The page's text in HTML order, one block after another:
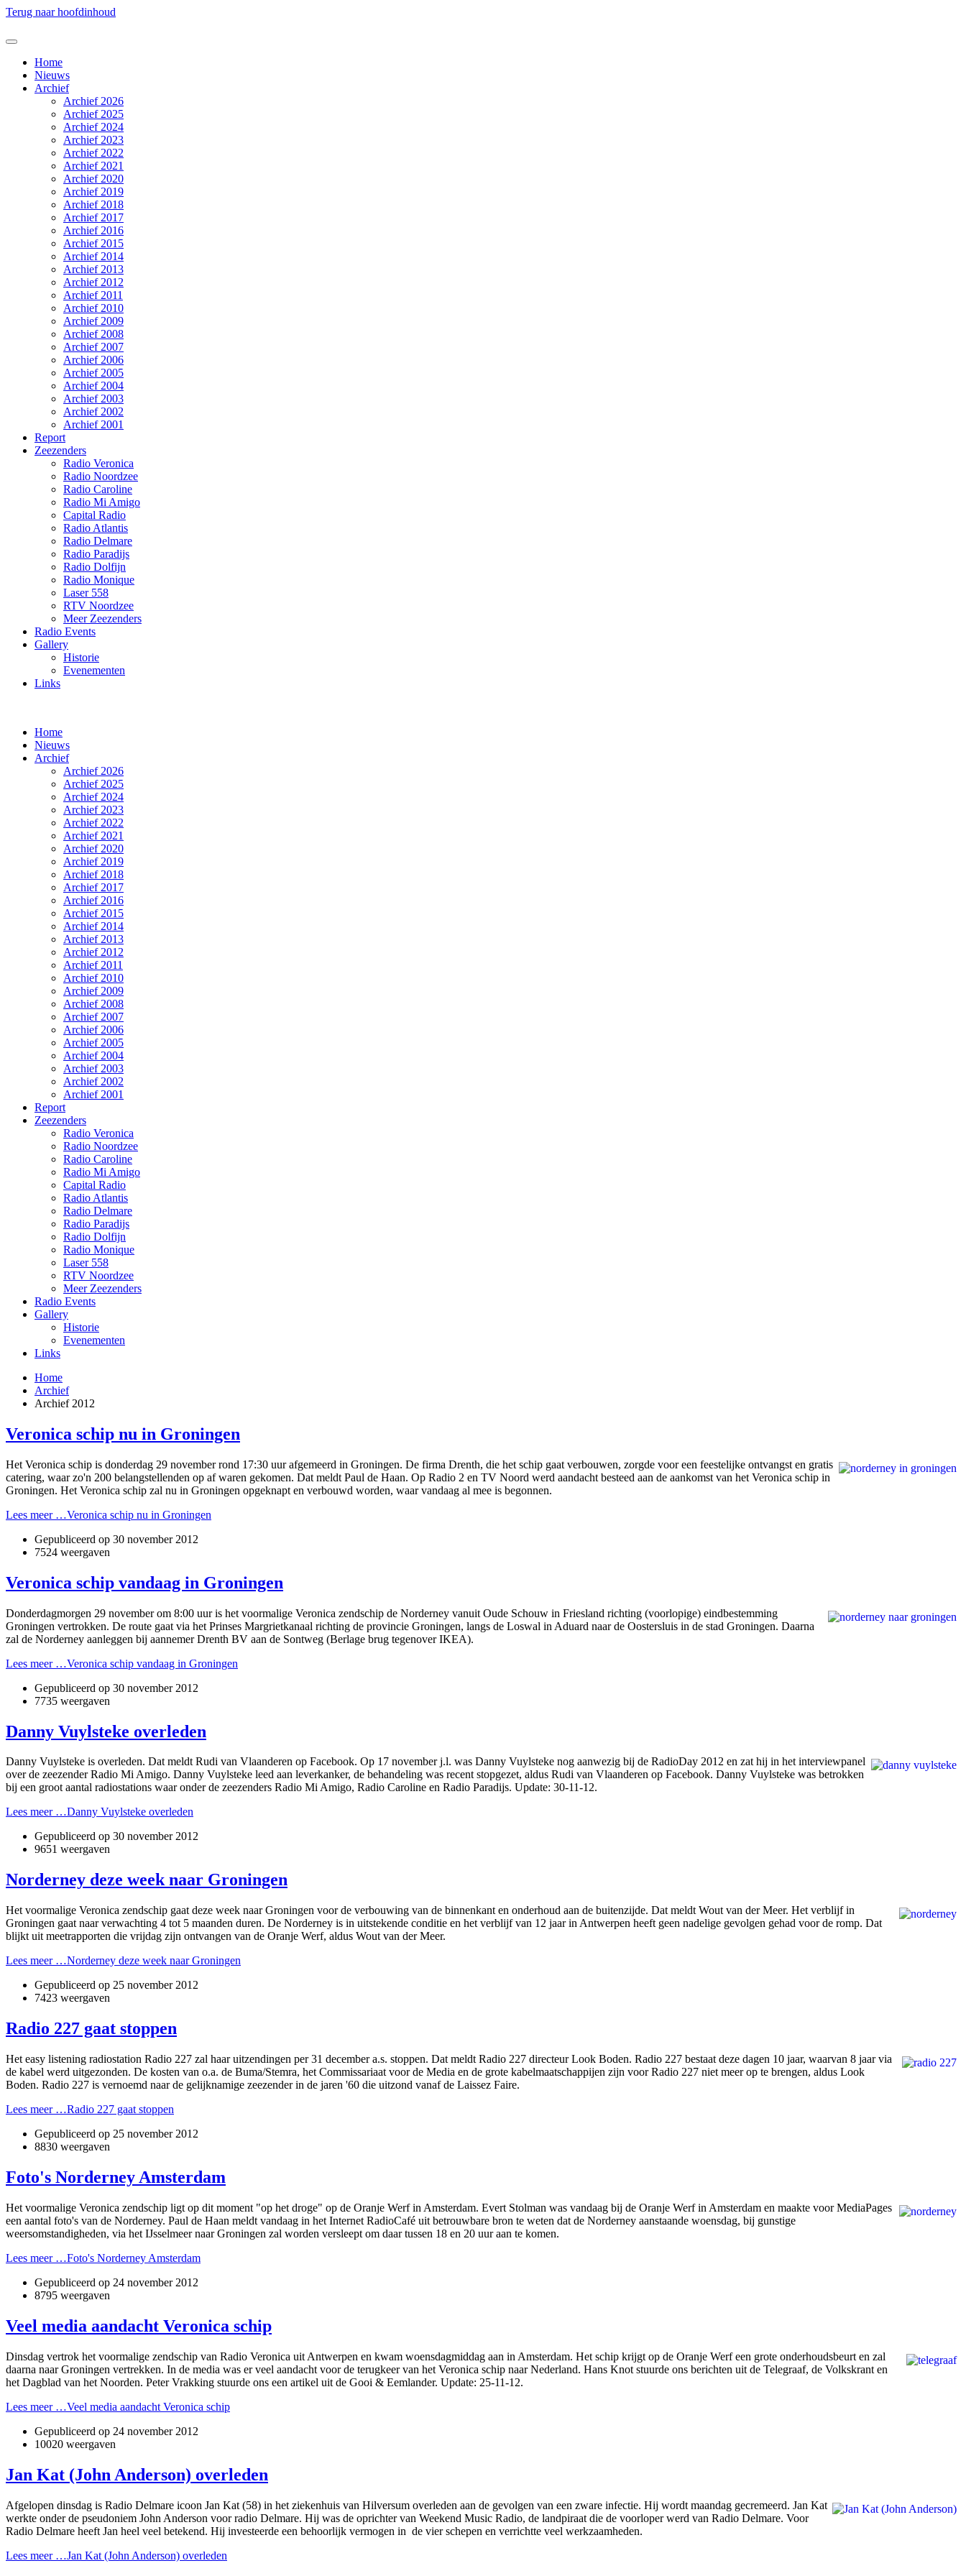
Terug naar hoofdinhoud
Home
Nieuws
Archief
Archief 2026
Archief 2025
Archief 2024
Archief 2023
Archief 2022
Archief 2021
Archief 2020
Archief 2019
Archief 2018
Archief 2017
Archief 2016
Archief 2015
Archief 2014
Archief 2013
Archief 2012
Archief 2011
Archief 2010
Archief 2009
Archief 2008
Archief 2007
Archief 2006
Archief 2005
Archief 2004
Archief 2003
Archief 2002
Archief 2001
Report
Zeezenders
Radio Veronica
Radio Noordzee
Radio Caroline
Radio Mi Amigo
Capital Radio
Radio Atlantis
Radio Delmare
Radio Paradijs
Radio Dolfijn
Radio Monique
Laser 558
RTV Noordzee
Meer Zeezenders
Radio Events
Gallery
Historie
Evenementen
Links
Home
Nieuws
Archief
Archief 2026
Archief 2025
Archief 2024
Archief 2023
Archief 2022
Archief 2021
Archief 2020
Archief 2019
Archief 2018
Archief 2017
Archief 2016
Archief 2015
Archief 2014
Archief 2013
Archief 2012
Archief 2011
Archief 2010
Archief 2009
Archief 2008
Archief 2007
Archief 2006
Archief 2005
Archief 2004
Archief 2003
Archief 2002
Archief 2001
Report
Zeezenders
Radio Veronica
Radio Noordzee
Radio Caroline
Radio Mi Amigo
Capital Radio
Radio Atlantis
Radio Delmare
Radio Paradijs
Radio Dolfijn
Radio Monique
Laser 558
RTV Noordzee
Meer Zeezenders
Radio Events
Gallery
Historie
Evenementen
Links
Home
Archief
Archief 2012
Veronica schip nu in Groningen
Het Veronica schip is donderdag 29 november rond 17:30 uur afgemeerd in Groningen. De firma Drenth, die het schip gaat verbouwen, zorgde voor een feestelijke ontvangst en gratis
catering, waar zo'n 200 belangstellenden op af waren gekomen. Dat meldt Paul de Haan. Op Radio 2 en TV Noord werd aandacht besteed aan de aankomst van het Veronica schip in
Groningen. Het Veronica schip zal nu in Groningen opgeknapt en verbouwd worden, waar vandaag al mee is begonnen.
Lees meer …Veronica schip nu in Groningen
Gepubliceerd op 30 november 2012
7524 weergaven
Veronica schip vandaag in Groningen
Donderdagmorgen 29 november om 8:00 uur is het voormalige Veronica zendschip de Norderney vanuit Oude Schouw in Friesland richting (voorlopige) eindbestemming
Groningen vertrokken. De route gaat via het Prinses Margrietkanaal richting de provincie Groningen, langs de Loswal in Aduard naar de Oostersluis in de stad Groningen. Daarna
zal de Norderney aanleggen bij aannemer Drenth BV aan de Sontweg (Berlage brug tegenover IKEA).
Lees meer …Veronica schip vandaag in Groningen
Gepubliceerd op 30 november 2012
7735 weergaven
Danny Vuylsteke overleden
Danny Vuylsteke is overleden. Dat meldt Rudi van Vlaanderen op Facebook. Op 17 november j.l. was Danny Vuylsteke nog aanwezig bij de RadioDay 2012 en zat hij in het interviewpanel
over de zeezender Radio Mi Amigo. Danny Vuylsteke leed aan leverkanker, de behandeling was recent stopgezet, aldus Rudi van Vlaanderen op Facebook. Danny Vuylsteke was betrokken
bij een groot aantal radiostations waar onder de zeezenders Radio Mi Amigo, Radio Caroline en Radio Paradijs. Update: 30-11-12.
Lees meer …Danny Vuylsteke overleden
Gepubliceerd op 30 november 2012
9651 weergaven
Norderney deze week naar Groningen
Het voormalige Veronica zendschip gaat deze week naar Groningen voor de verbouwing van de binnenkant en onderhoud aan de buitenzijde. Dat meldt Wout van der Meer. Het verblijf in
Groningen gaat naar verwachting 4 tot 5 maanden duren. De Norderney is in uitstekende conditie en het verblijf van 12 jaar in Antwerpen heeft geen nadelige gevolgen gehad voor de romp. Dat
blijkt uit meetrapporten die vrijdag zijn ontvangen van de Oranje Werf, aldus Wout van der Meer.
Lees meer …Norderney deze week naar Groningen
Gepubliceerd op 25 november 2012
7423 weergaven
Radio 227 gaat stoppen
Het easy listening radiostation Radio 227 zal haar uitzendingen per 31 december a.s. stoppen. Dat meldt Radio 227 directeur Look Boden. Radio 227 bestaat deze dagen 10 jaar, waarvan 8 jaar via
de kabel werd uitgezonden. De kosten van o.a. de Buma/Stemra, het Commissariaat voor de Media en de grote kabelmaatschappijen zijn voor Radio 227 niet meer op te brengen, aldus Look
Boden. Radio 227 is vernoemd naar de gelijknamige zeezender in de jaren '60 die uitzond vanaf de Laissez Faire.
Lees meer …Radio 227 gaat stoppen
Gepubliceerd op 25 november 2012
8830 weergaven
Foto's Norderney Amsterdam
Het voormalige Veronica zendschip ligt op dit moment "op het droge" op de Oranje Werf in Amsterdam. Evert Stolman was vandaag bij de Oranje Werf in Amsterdam en maakte voor MediaPages
een aantal foto's van de Norderney. Paul de Haan meldt vandaag in het Internet RadioCafé uit betrouwbare bron te weten dat de Norderney aanstaande woensdag, bij gunstige
weersomstandigheden, via het IJsselmeer naar Groningen zal worden versleept om daar tussen 18 en 20 uur aan te komen.
Lees meer …Foto's Norderney Amsterdam
Gepubliceerd op 24 november 2012
8795 weergaven
Veel media aandacht Veronica schip
Dinsdag vertrok het voormalige zendschip van Radio Veronica uit Antwerpen en kwam woensdagmiddag aan in Amsterdam. Het schip krijgt op de Oranje Werf een grote onderhoudsbeurt en zal
daarna naar Groningen vertrekken. In de media was er veel aandacht voor de terugkeer van het Veronica schip naar Nederland. Hans Knot stuurde ons berichten uit de Telegraaf, de Volkskrant en
het Dagblad van het Noorden. Peter Vrakking stuurde ons een artikel uit de Gooi & Eemlander. Update: 25-11-12.
Lees meer …Veel media aandacht Veronica schip
Gepubliceerd op 24 november 2012
10020 weergaven
Jan Kat (John Anderson) overleden
Afgelopen dinsdag is Radio Delmare icoon Jan Kat (58) in het ziekenhuis van Hilversum overleden aan de gevolgen van een zware infectie. Hij wordt maandag gecremeerd. Jan Kat
werkte onder de pseudoniem John Anderson voor radio Delmare. Hij was de oprichter van Weekend Music Radio, de landpiraat die de voorloper werd van Radio Delmare. Voor
Radio Delmare heeft Jan heel veel betekend. Hij investeerde een behoorlijk vermogen in de vier schepen en verrichtte veel werkzaamheden.
Lees meer …Jan Kat (John Anderson) overleden